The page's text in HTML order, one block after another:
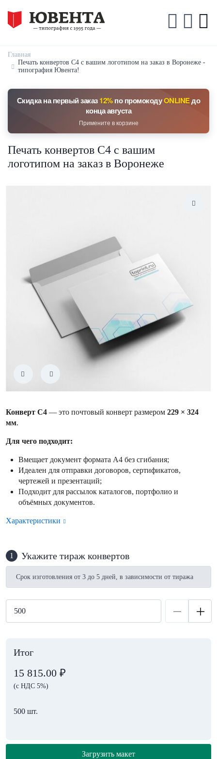
Главная
Печать конвертов С4 с вашим логотипом на заказ в Воронеже -
типография Ювента!
Скидка на первый заказ12%по промокодуONLINEдо
конца августа
Примените в корзине
Печать конвертов С4 с вашим
логотипом на заказ в Воронеже
Конверт С4 — это почтовый конверт размером 229 × 324
мм.
Для чего подходит:
Вмещает документ формата А4 без сгибания;
Идеален для отправки договоров, сертификатов,
чертежей и презентаций;
Подходит для рассылок каталогов, портфолио и
объёмных документов.
Характеристики
1 Укажите тираж конвертов
Срок изготовления от 3 до 5 дней, в зависимости от тиража
Итог
15 815.00 ₽
(с НДС 5%)
500 шт.
Загрузить макет